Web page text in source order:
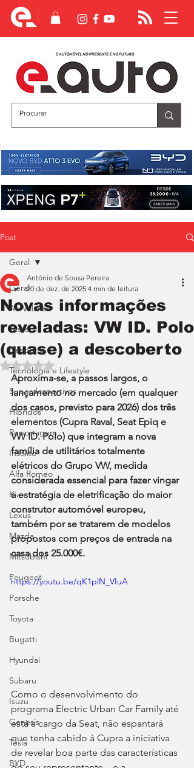
Post
Geral
Ao Volante
Teste
Desporto
Tecnologia e Lifestyle
Superdesportivos
Híbridos
Reportagem
Insólito
Alfa Romeo
Kia
Lexus
Mazda
Mitsubishi
Peugeot
Porsche
Toyota
Bugatti
Hyundai
Subaru
Isuzu
Genesis
Tesla
BYD
Geral
Novas informações
reveladas: VW ID. Polo
(quase) a descoberto
António de Sousa Pereira
20 de dez. de 2025 4 min de leitura
Avaliado com NaN de 5 estrelas.
Aproxima-se, a passos largos, o
lançamento no mercado (em qualquer
dos casos, previsto para 2026) dos três
elementos (Cupra Raval, Seat Epiq e
VW ID. Polo) que integram a nova
família de utilitários totalmente
elétricos do Grupo VW, medida
considerada essencial para fazer vingar
a estratégia de eletrificação do maior
construtor automóvel europeu,
também por se tratarem de modelos
propostos com preços de entrada na
casa dos 25.000€.
https://youtu.be/qK1plN_VIuA
Como o desenvolvimento do
programa Electric Urban Car Family até
está a cargo da Seat, não espantará
que tenha cabido à Cupra a iniciativa
de revelar boa parte das características